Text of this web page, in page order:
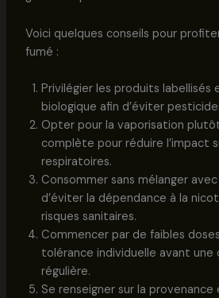
Voici quelques conseils pour
fumé :
Privilégier les produits labellisés
biologique afin d’éviter
Opter pour la vaporisation
complète pour réduire l’impact
respiratoires.
Consommer sans mélanger
d’éviter la dépendance à la
risques sanitaires.
Commencer par de faibles
tolérance individuelle avant une
régulière.
Se renseigner sur la